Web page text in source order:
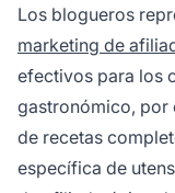
Los blogueros
marketing de
efectivos para los
gastronómico, por
de recetas
específica de